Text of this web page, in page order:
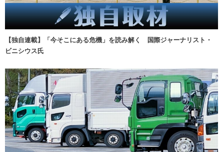
【独自連載】「今そこにある危機」を読み解く 国際ジャーナリスト・
ビニシウス氏